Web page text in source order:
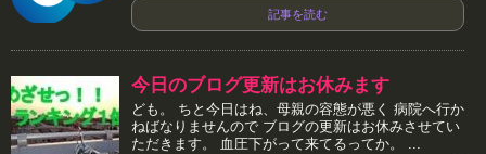
記事を読む
今日のブログ更新はお休みます
ども。 ちと今日はね、母親の容態が悪く 病院へ行か
ねばなりませんので ブログの更新はお休みさせてい
ただきます。 血圧下がって来てるってか。 ...